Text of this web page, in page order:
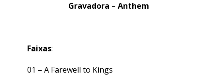
Gravadora – Anthem
Faixas:
01 – A Farewell to Kings